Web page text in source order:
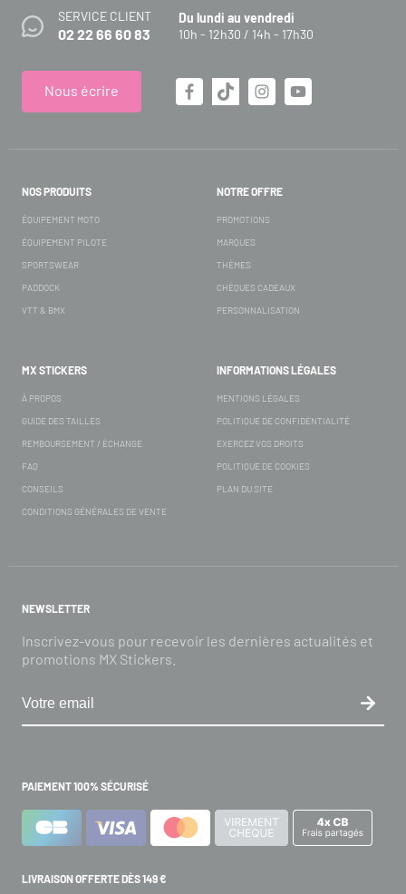
SERVICE CLIENT
02 22 66 60 83
Du lundi au vendredi
10h - 12h30 / 14h - 17h30
Nous écrire
NOS PRODUITS
ÉQUIPEMENT MOTO
ÉQUIPEMENT PILOTE
SPORTSWEAR
PADDOCK
VTT & BMX
NOTRE OFFRE
PROMOTIONS
MARQUES
THÈMES
CHÈQUES CADEAUX
PERSONNALISATION
MX STICKERS
À PROPOS
GUIDE DES TAILLES
REMBOURSEMENT / ÉCHANGE
FAQ
CONSEILS
CONDITIONS GÉNÉRALES DE VENTE
INFORMATIONS LÉGALES
MENTIONS LÉGALES
POLITIQUE DE CONFIDENTIALITÉ
EXERCEZ VOS DROITS
POLITIQUE DE COOKIES
PLAN DU SITE
NEWSLETTER
Inscrivez-vous pour recevoir les dernières actualités et
promotions MX Stickers.
PAIEMENT 100% SÉCURISÉ
LIVRAISON OFFERTE DÈS 149 €